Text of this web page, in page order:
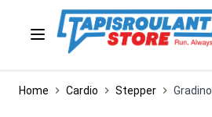
Salta al contenuto
Home Cardio Stepper Gradino